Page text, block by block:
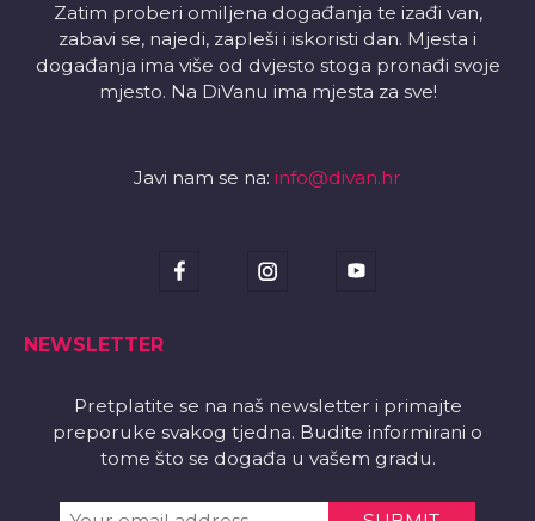
Zatim proberi omiljena događanja te izađi van,
zabavi se, najedi, zapleši i iskoristi dan. Mjesta i
događanja ima više od dvjesto stoga pronađi svoje
mjesto. Na DiVanu ima mjesta za sve!
Javi nam se na: info@divan.hr
NEWSLETTER
Pretplatite se na naš newsletter i primajte
preporuke svakog tjedna. Budite informirani o
tome što se događa u vašem gradu.